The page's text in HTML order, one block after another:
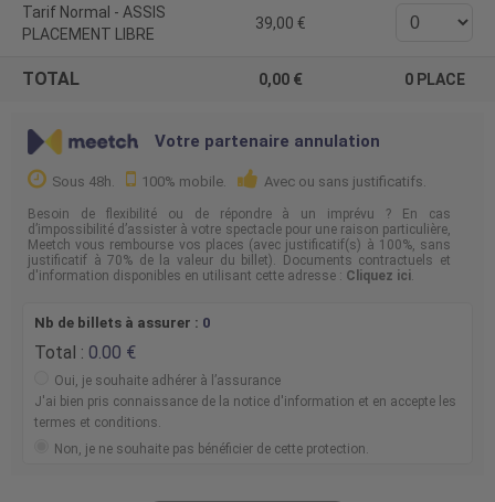
Tarif Normal - ASSIS
PLACEMENT LIBRE
39,00
TOTAL 0,00 0 PLACE
Votre partenaire annulation
Sous 48h. 100% mobile. Avec ou sans justificatifs.
Besoin de flexibilité ou de répondre à un imprévu ? En cas
d’impossibilité d’assister à votre spectacle pour une raison particulière,
Meetch vous rembourse vos places (avec justificatif(s) à 100%, sans
justificatif à 70% de la valeur du billet). Documents contractuels et
d'information disponibles en utilisant cette adresse : Cliquez ici.
Nb de billets à assurer : 0
Total : 0.00
Oui, je souhaite adhérer à l’assurance
J'ai bien pris connaissance de la notice d'information et en accepte les
termes et conditions.
Non, je ne souhaite pas bénéficier de cette protection.